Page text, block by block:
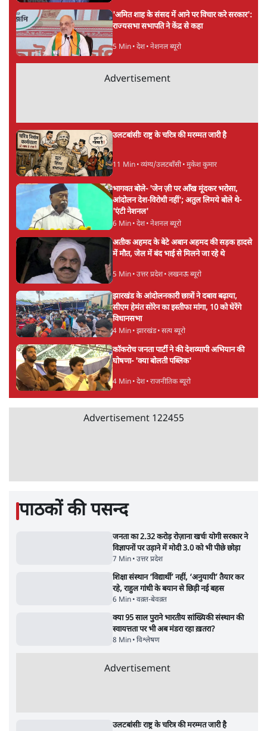
3 Min•देश•नेशनल ब्यूरो
राज्यसभा सभापति ने केंद्र से कहा
5 Min•देश•नेशनल ब्यूरो
11 Min•व्यंग्य/उलटबाँसी •मुकेश कुमार
भागवत बोले- 'जेन ज़ी पर आँख मूंदकर भरोसा,
आंदोलन देश-विरोधी नहीं'; अतुल लिमये बोले थे-
6 Min•देश•नेशनल ब्यूरो
में मौत, जेल में बंद भाई से मिलने जा रहे थे
5 Min• उत्तर प्रदेश•लखनऊ ब्यूरो
झारखंड के आंदोलनकारी छात्रों ने दबाव बढ़ाया,
सीएम हेमंत सोरेन का इस्तीफा मांगा, 10 को घेरेंगे
4 Min• झारखंड•सत्य ब्यूरो
घोषणा- 'क्या बोलती पब्लिक'
4 Min•देश•राजनीतिक ब्यूरो
पाठकों की पसन्द
जनता का 2.32 करोड़ रोज़ाना खर्चः योगी सरकार ने
7 Min•उत्तर प्रदेश
शिक्षा संस्थान ‘विद्यार्थी’ नहीं, ‘अनुयायी’ तैयार कर
6 Min•वक़्त-बेवक़्त
क्या 95 साल पुराने भारतीय सांख्यिकी संस्थान की